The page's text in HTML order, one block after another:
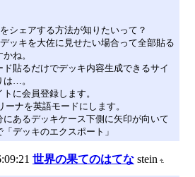
シェアする方法が知りたいって？
ッキを大佐に見せたい場合って全部貼る
ね。
ド貼るだけでデッキ内容生成できるサイ
は…。
に会員登録します。
ーナを英語モードにします。
にあるデッキケース下側に矢印が向いて
デッキのエクスポート」
世界の果てのはてな stein